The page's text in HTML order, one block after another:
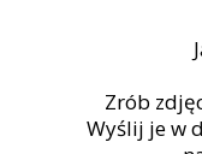
Zrób
Wyślij je w